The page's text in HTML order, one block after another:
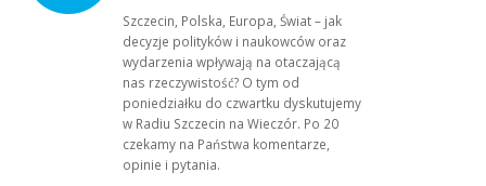
Szczecin, Polska, Europa, Świat – jak
decyzje polityków i naukowców oraz
wydarzenia wpływają na otaczającą
nas rzeczywistość? O tym od
poniedziałku do czwartku dyskutujemy
w Radiu Szczecin na Wieczór. Po 20
czekamy na Państwa komentarze,
opinie i pytania.